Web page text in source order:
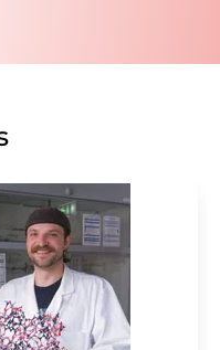
. LUMITOS darf
Ihre
Angabe von
unter
für die Zukunft
ein Link zur
Newsletters